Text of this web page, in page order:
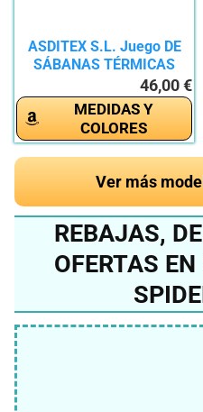
ASDITEX S.L. Juego DE
SÁBANAS TÉRMICAS
Cama 90...46,00 €
MEDIDAS Y
COLORES
Ver más
REBAJAS,
OFERTAS